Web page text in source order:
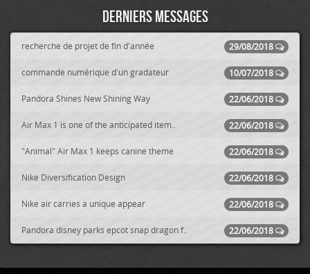
Derniers messages
29/08/2018
recherche de projet de fin d'année
10/07/2018
commande numérique d'un gradateur
22/06/2018
Pandora Shines New Shining Way
22/06/2018
Air Max 1 is one of the anticipated item..
22/06/2018
"Animal" Air Max 1 keeps canine theme
22/06/2018
Nike Diversification Design
22/06/2018
Nike air carries a unique appear
22/06/2018
Pandora disney parks epcot snap dragon f..